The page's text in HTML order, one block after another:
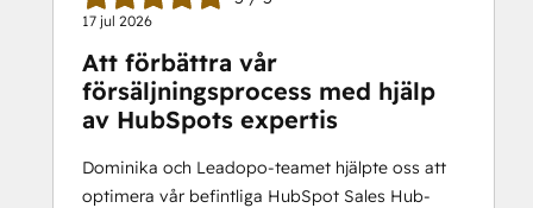
17 jul 2026
Att förbättra vår
försäljningsprocess med hjälp
av HubSpots expertis
Dominika och Leadopo-teamet hjälpte oss att
optimera vår befintliga HubSpot Sales Hub-